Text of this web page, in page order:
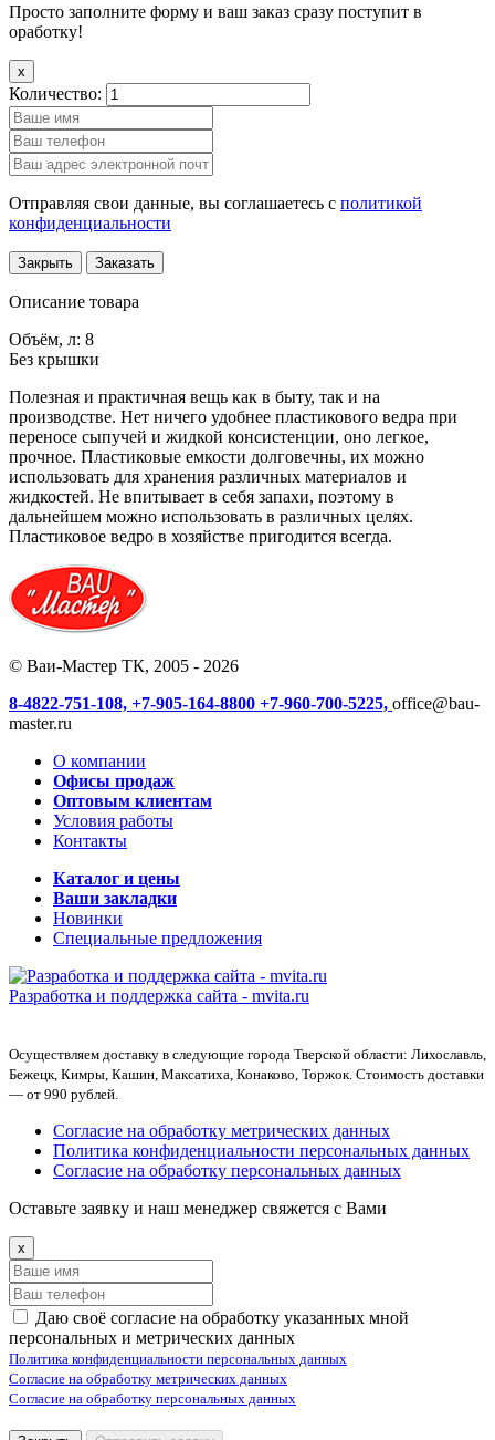
Просто заполните форму и ваш заказ сразу поступит в
оработку!
x
Количество:
Отправляя свои данные, вы соглашаетесь с политикой
конфиденциальности
Закрыть Заказать
Описание товара
Объём, л: 8
Без крышки
Полезная и практичная вещь как в быту, так и на
производстве. Нет ничего удобнее пластикового ведра при
переносе сыпучей и жидкой консистенции, оно легкое,
прочное. Пластиковые емкости долговечны, их можно
использовать для хранения различных материалов и
жидкостей. Не впитывает в себя запахи, поэтому в
дальнейшем можно использовать в различных целях.
Пластиковое ведро в хозяйстве пригодится всегда.
© Ваи-Мастер ТК, 2005 - 2026
8-4822-751-108, +7-905-164-8800 +7-960-700-5225, office@bau-
master.ru
О компании
Офисы продаж
Оптовым клиентам
Условия работы
Контакты
Каталог и цены
Ваши закладки
Новинки
Специальные предложения
Разработка и поддержка сайта - mvita.ru
Осуществляем доставку в следующие города Тверской области: Лихославль,
Бежецк, Кимры, Кашин, Максатиха, Конаково, Торжок. Стоимость доставки
— от 990 рублей.
Согласие на обработку метрических данных
Политика конфиденциальности персональных данных
Согласие на обработку персональных данных
Оставьте заявку и наш менеджер свяжется с Вами
x
Даю своё согласие на обработку указанных мной
персональных и метрических данных
Политика конфиденциальности персональных данных
Согласие на обработку метрических данных
Согласие на обработку персональных данных